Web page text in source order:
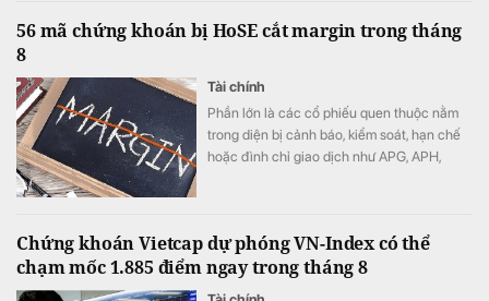
56 mã chứng khoán bị HoSE cắt margin trong tháng
8
Tài chính
Phần lớn là các cổ phiếu quen thuộc nằm
trong diện bị cảnh báo, kiểm soát, hạn chế
hoặc đình chỉ giao dịch như APG, APH,
Chứng khoán Vietcap dự phóng VN-Index có thể
chạm mốc 1.885 điểm ngay trong tháng 8